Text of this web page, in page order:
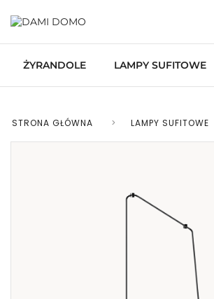
ŻYRANDOLE LAMPY SUFITOWE
STRONA GŁÓWNA > LAMPY SUFITOWE